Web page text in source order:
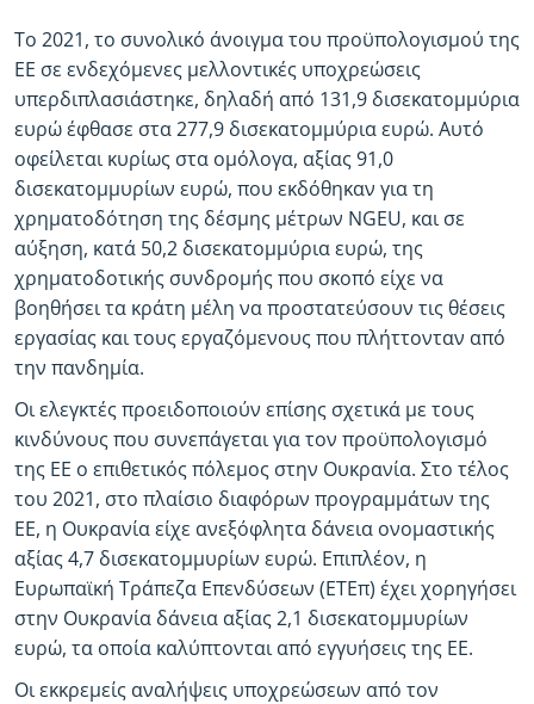
Το 2021, το συνολικό άνοιγμα του προϋπολογισμού της
ΕΕ σε ενδεχόμενες μελλοντικές υποχρεώσεις
υπερδιπλασιάστηκε, δηλαδή από 131,9 δισεκατομμύρια
ευρώ έφθασε στα 277,9 δισεκατομμύρια ευρώ. Αυτό
οφείλεται κυρίως στα ομόλογα, αξίας 91,0
δισεκατομμυρίων ευρώ, που εκδόθηκαν για τη
χρηματοδότηση της δέσμης μέτρων NGEU, και σε
αύξηση, κατά 50,2 δισεκατομμύρια ευρώ, της
χρηματοδοτικής συνδρομής που σκοπό είχε να
βοηθήσει τα κράτη μέλη να προστατεύσουν τις θέσεις
εργασίας και τους εργαζόμενους που πλήττονταν από
την πανδημία.
Οι ελεγκτές προειδοποιούν επίσης σχετικά με τους
κινδύνους που συνεπάγεται για τον προϋπολογισμό
της ΕΕ ο επιθετικός πόλεμος στην Ουκρανία. Στο τέλος
του 2021, στο πλαίσιο διαφόρων προγραμμάτων της
ΕΕ, η Ουκρανία είχε ανεξόφλητα δάνεια ονομαστικής
αξίας 4,7 δισεκατομμυρίων ευρώ. Επιπλέον, η
Ευρωπαϊκή Τράπεζα Επενδύσεων (ΕΤΕπ) έχει χορηγήσει
στην Ουκρανία δάνεια αξίας 2,1 δισεκατομμυρίων
ευρώ, τα οποία καλύπτονται από εγγυήσεις της ΕΕ.
Οι εκκρεμείς αναλήψεις υποχρεώσεων από τον